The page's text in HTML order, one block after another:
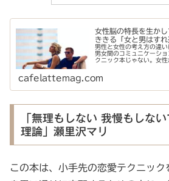
女性脳の特長を生か
ききる「女と男はすれ
男性と女性の考え方の違い
男女間のコミュニケーシ
クニック本じゃない。女
かに生きていくことを応
cafelattemag.com
「無理もしない 我慢もしな
理論」瀬里沢マリ
この本は、小手先の恋愛テクニッ